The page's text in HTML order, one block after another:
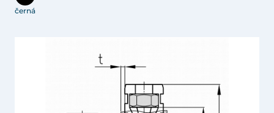
černá